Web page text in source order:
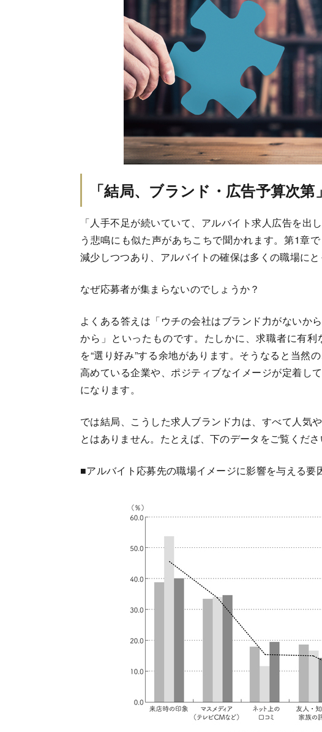
「結局、ブランド・広告予算次第
「人手不足が続いていて、アルバイト求人広告を
う悲鳴にも似た声があちこちで聞かれます。第1章
減少しつつあり、アルバイトの確保は多くの職場にと
なぜ応募者が集まらないのでしょうか？
よくある答えは「ウチの会社はブランド力がないか
から」といったものです。たしかに、求職者に有
を“選り好み”する余地があります。そうなると当然
高めている企業や、ポジティブなイメージが定着し
になります。
では結局、こうした求人ブランド力は、すべて人気
とはありません。たとえば、下のデータをご覧くださ
■アルバイト応募先の職場イメージに影響を与える要